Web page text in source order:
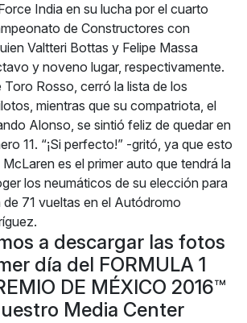
India en su lucha por el cuarto
de Constructores con
Valtteri Bottas y Felipe Massa
y noveno lugar, respectivamente.
Toro Rosso, cerró la lista de los
mientras que su compatriota, el
Alonso, se sintió feliz de quedar en
11. “¡Si perfecto!” -gritó, ya que esto
es el primer auto que tendrá la
los neumáticos de su elección para
de 71 vueltas en el Autódromo
a descargar las fotos
día del FORMULA 1
DE MÉXICO 2016™
Media Center